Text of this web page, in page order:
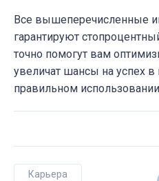
Все вышеперечисленные
гарантируют
точно помогут вам
увеличат шансы на успех
правильном
Карьера